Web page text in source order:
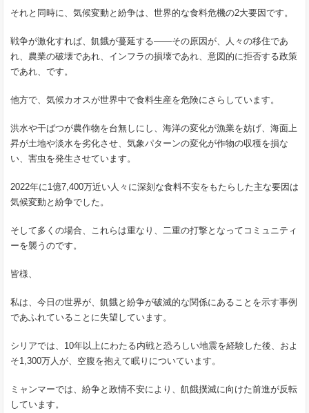
それと同時に、気候変動と紛争は、世界的な食料危機の2大要因です。
戦争が激化すれば、飢餓が蔓延する——その原因が、人々の移住であ
れ、農業の破壊であれ、インフラの損壊であれ、意図的に拒否する政策
であれ、です。
他方で、気候カオスが世界中で食料生産を危険にさらしています。
洪水や干ばつが農作物を台無しにし、海洋の変化が漁業を妨げ、海面上
昇が土地や淡水を劣化させ、気象パターンの変化が作物の収穫を損な
い、害虫を発生させています。
2022年に1億7,400万近い人々に深刻な食料不安をもたらした主な要因は
気候変動と紛争でした。
そして多くの場合、これらは重なり、二重の打撃となってコミュニティ
ーを襲うのです。
皆様、
私は、今日の世界が、飢餓と紛争が破滅的な関係にあることを示す事例
であふれていることに失望しています。
シリアでは、10年以上にわたる内戦と恐ろしい地震を経験した後、およ
そ1,300万人が、空腹を抱えて眠りについています。
ミャンマーでは、紛争と政情不安により、飢餓撲滅に向けた前進が反転
しています。